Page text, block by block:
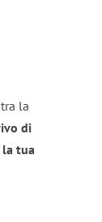
la
di
la tua